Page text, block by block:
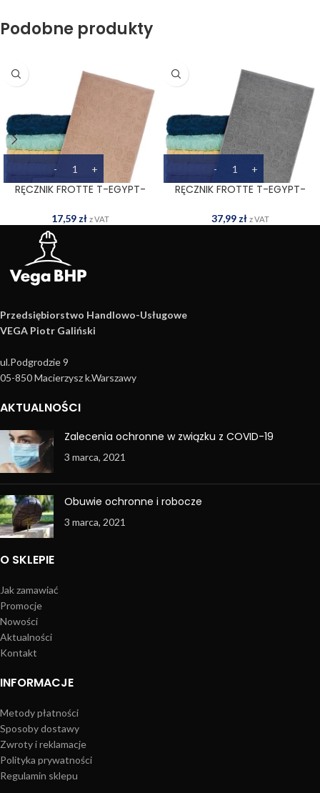
Podobne produkty
RĘCZNIK FROTTE T-EGYPT-
17,59 zł z VAT
RĘCZNIK FROTTE T-EGYPT-
37,99 zł z VAT
Przedsiębiorstwo Handlowo­-Usługowe
VEGA Piotr Galiński
ul.Podgrodzie 9
05-850 Macierzysz k.Warszawy
AKTUALNOŚCI
Zalecenia ochronne w związku z COVID-19
3 marca, 2021
Obuwie ochronne i robocze
3 marca, 2021
O SKLEPIE
Jak zamawiać
Promocje
Nowości
Aktualności
Kontakt
INFORMACJE
Metody płatności
Sposoby dostawy
Zwroty i reklamacje
Polityka prywatności
Regulamin sklepu